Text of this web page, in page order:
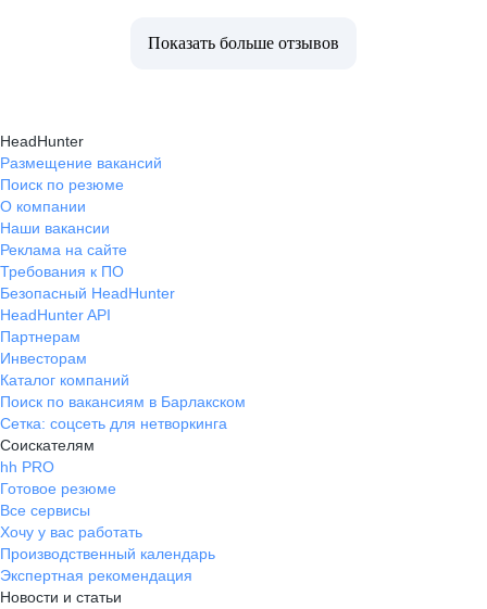
Показать больше отзывов
HeadHunter
Размещение вакансий
Поиск по резюме
О компании
Наши вакансии
Реклама на сайте
Требования к ПО
Безопасный HeadHunter
HeadHunter API
Партнерам
Инвесторам
Каталог компаний
Поиск по вакансиям в Барлакском
Сетка: соцсеть для нетворкинга
Соискателям
hh PRO
Готовое резюме
Все сервисы
Хочу у вас работать
Производственный календарь
Экспертная рекомендация
Новости и статьи